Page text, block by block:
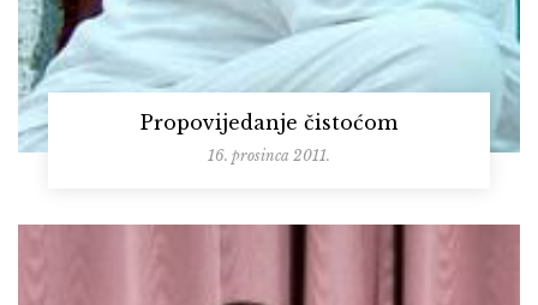
Propovijedanje čistoćom
16. prosinca 2011.